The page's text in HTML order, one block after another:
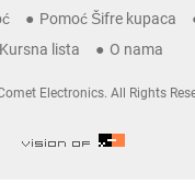
Pomoć Šifre kupaca
Kursna lista
O nama
Electronics. All Rights